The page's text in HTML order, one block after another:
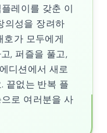
레이를 갖춘 이
의성을 장려하
호가 모두에게
, 퍼즐을 풀고,
디션에서 새로
끝없는 반복 플
로 여러분을 사